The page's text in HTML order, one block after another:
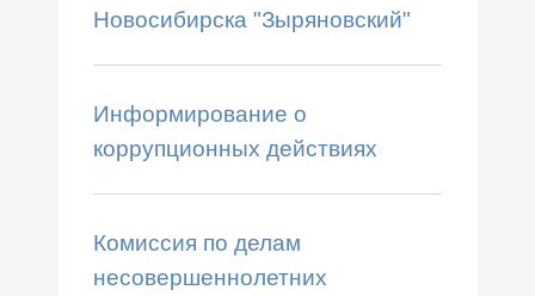
Новосибирска "Зыряновский"
Информирование о
коррупционных действиях
Комиссия по делам
несовершеннолетних